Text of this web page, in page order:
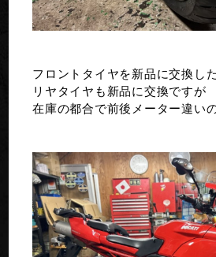
フロントタイヤを新品に交換し
リヤタイヤも新品に交換ですが
在庫の都合で前後メーター違い